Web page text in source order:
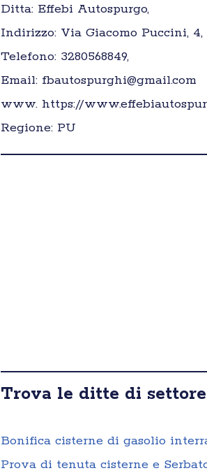
Ditta: Effebi Autospurgo,
Indirizzo: Via Giacomo Puccini, 4,
Telefono: 3280568849,
Email: fbautospurghi@gmail.com
www. https://
Regione: PU
Trova le ditte di
Bonifica cisterne di gasolio
Prova di tenuta cisterne e